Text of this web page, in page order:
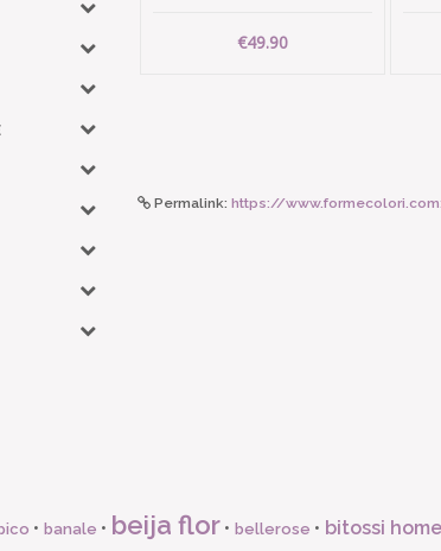
€49.90
Permalink: https://
• banale • beija flor • bellerose • bitossi home